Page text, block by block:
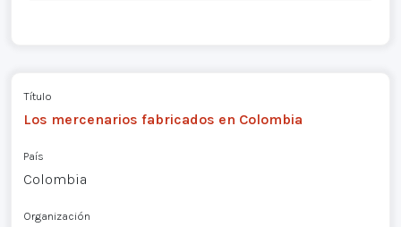
Título
Los mercenarios fabricados en Colombia
País
Colombia
Organización